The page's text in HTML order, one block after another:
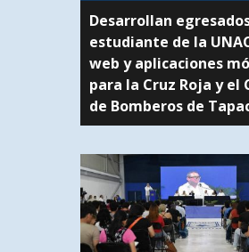
Desarrollan
estudiante de la
web y aplicaciones
para la Cruz Roja y el
de Bomberos de